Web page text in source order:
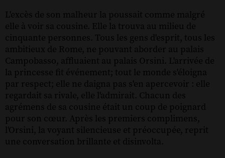
L'excès de son malheur la poussait comme malgré
elle à voir sa cousine. Elle la trouva au milieu de
cinquante personnes. Tous les gens d'esprit, tous les
ambitieux de Rome, ne pouvant aborder au palais
Campobasso, affluaient au palais Orsini. L'arrivée de
la princesse fit événement; tout le monde s'éloigna
par respect; elle ne daigna pas s'en apercevoir : elle
regardait sa rivale, elle l'admirait. Chacun des
agrémens de sa cousine était un coup de poignard
pour son cœur. Après les premiers complimens,
l'Orsini, la voyant silencieuse et préoccupée, reprit
une conversation brillante et disinvolta.